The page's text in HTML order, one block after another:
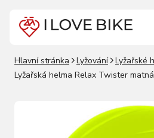
Hlavní stránka Lyžování
Lyžařské
Lyžařská helma Relax Twister